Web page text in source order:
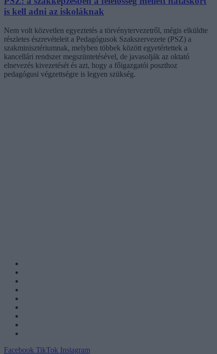
is kell adni az iskoláknak
Nem volt közvetlen egyeztetés a törvénytervezetről, mégis elküldte
részletes észrevételeit a Pedagógusok Szakszervezete (PSZ) a
szakminisztériumnak, melyben többek között egyetértettek a
kancellári rendszer megszüntetésével, de javasolják az oktató
elnevezés kivezetését és azt, hogy a főigazgatói poszthoz
pedagógusi végzettségre is legyen szükség.
Facebook TikTok Instagram